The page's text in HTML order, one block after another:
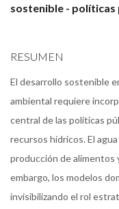
sostenible - políticas
RESUMEN
El desarrollo sostenible
ambiental requiere
central de las políticas
recursos hídricos. El
producción de alimentos
embargo, los modelos
invisibilizando el rol